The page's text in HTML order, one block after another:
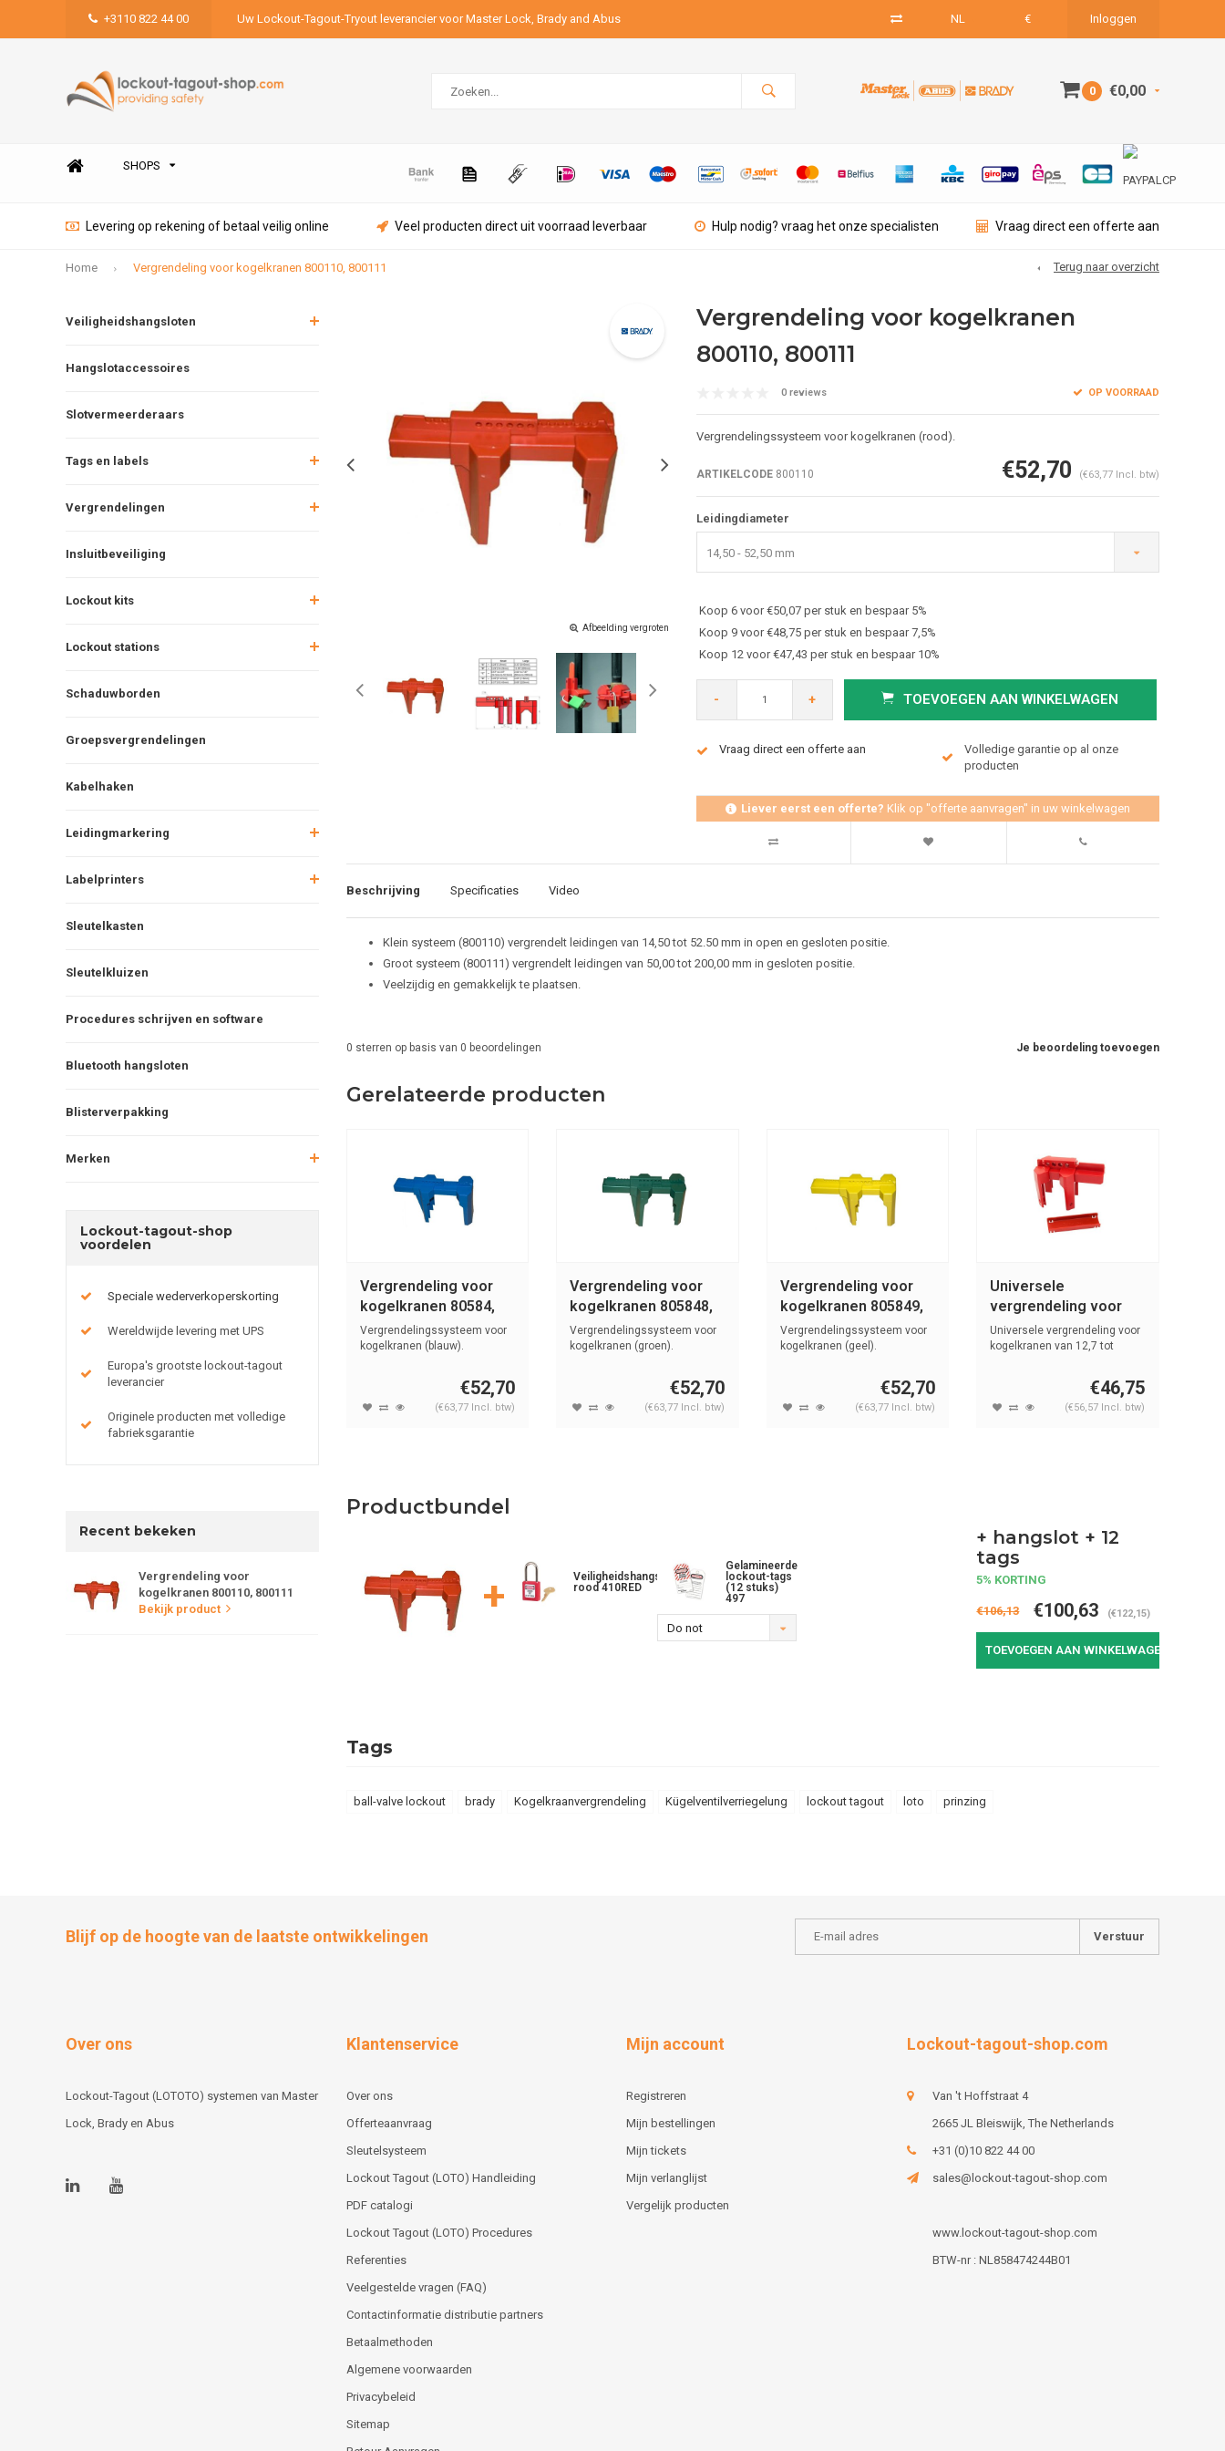
+3110 822 44 00 Uw Lockout-Tagout-Tryout leverancier voor Master Lock, Brady and Abus NL € Inloggen
0 €0,00
SHOPS
Levering op rekening of betaal veilig online Veel producten direct uit voorraad leverbaar Hulp nodig? vraag het onze specialisten Vraag direct een offerte aan
Home Vergrendeling voor kogelkranen 800110, 800111 Terug naar overzicht
Veiligheidshangsloten
Hangslotaccessoires
Slotvermeerderaars
Tags en labels
Vergrendelingen
Insluitbeveiliging
Lockout kits
Lockout stations
Schaduwborden
Groepsvergrendelingen
Kabelhaken
Leidingmarkering
Labelprinters
Sleutelkasten
Sleutelkluizen
Procedures schrijven en software
Bluetooth hangsloten
Blisterverpakking
Merken
Lockout-tagout-shop
voordelen
Speciale wederverkoperskorting
Wereldwijde levering met UPS
Europa's grootste lockout-tagout
leverancier
Originele producten met volledige
fabrieksgarantie
Recent bekeken
Vergrendeling voor
kogelkranen 800110, 800111
Bekijk product
Afbeelding vergroten Afbeelding vergroten
Vergrendeling voor kogelkranen
800110, 800111
0 reviews OP VOORRAAD
Vergrendelingssysteem voor kogelkranen (rood).
ARTIKELCODE800110 €52,70 (€63,77 Incl. btw)
Leidingdiameter
14,50 - 52,50 mm
Koop 6 voor €50,07 per stuk en bespaar 5%
Koop 9 voor €48,75 per stuk en bespaar 7,5%
Koop 12 voor €47,43 per stuk en bespaar 10%
- + TOEVOEGEN AAN WINKELWAGEN
Vraag direct een offerte aan
Volledige garantie op al onze
producten
Liever eerst een offerte? Klik op "offerte aanvragen" in uw winkelwagen
Beschrijving Specificaties Video
Klein systeem (800110) vergrendelt leidingen van 14,50 tot 52.50 mm in open en gesloten positie.
Groot systeem (800111) vergrendelt leidingen van 50,00 tot 200,00 mm in gesloten positie.
Veelzijdig en gemakkelijk te plaatsen.
Je beoordeling toevoegen
0 sterren op basis van 0 beoordelingen
Gerelateerde producten
Vergrendeling voor
kogelkranen 80584,
805850
Vergrendelingssysteem voor
kogelkranen (blauw).
€52,70
(€63,77 Incl. btw)
Vergrendeling voor
kogelkranen 805848,
805851
Vergrendelingssysteem voor
kogelkranen (groen).
€52,70
(€63,77 Incl. btw)
Vergrendeling voor
kogelkranen 805849,
805852
Vergrendelingssysteem voor
kogelkranen (geel).
€52,70
(€63,77 Incl. btw)
Universele
vergrendeling voor
kogelkranen S3080
Universele vergrendeling voor
kogelkranen van 12,7 tot
€46,75
(€56,57 Incl. btw)
Productbundel
+
Veiligheidshangslot
rood 410RED
Gelamineerde
lockout-tags
(12 stuks)
497
Do not
+ hangslot + 12
tags
5% KORTING
€106,13 €100,63 (€122,15)
TOEVOEGEN AAN WINKELWAGEN
Tags
ball-valve lockout brady Kogelkraanvergrendeling Kügelventilverriegelung lockout tagout loto prinzing
Blijf op de hoogte van de laatste ontwikkelingen Verstuur
Over ons
Lockout-Tagout (LOTOTO) systemen van Master
Lock, Brady en Abus
Klantenservice
Over ons
Offerteaanvraag
Sleutelsysteem
Lockout Tagout (LOTO) Handleiding
PDF catalogi
Lockout Tagout (LOTO) Procedures
Referenties
Veelgestelde vragen (FAQ)
Contactinformatie distributie partners
Betaalmethoden
Algemene voorwaarden
Privacybeleid
Sitemap
Mijn account
Registreren
Mijn bestellingen
Mijn tickets
Mijn verlanglijst
Vergelijk producten
Lockout-tagout-shop.com
Van 't Hoffstraat 4
2665 JL Bleiswijk, The Netherlands
+31 (0)10 822 44 00
sales@lockout-tagout-shop.com
www.lockout-tagout-shop.com
BTW-nr : NL858474244B01